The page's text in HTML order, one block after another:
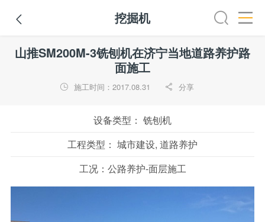
 挖掘机
平地机 装载机 挖掘机 铣刨机 摊铺机 冷再生机
山推SM200M-3铣刨机在济宁当地道路养护路
面施工
 施工时间：2017.08.31  分享
设备类型： 铣刨机
工程类型： 城市建设, 道路养护
工况： 公路养护-面层施工